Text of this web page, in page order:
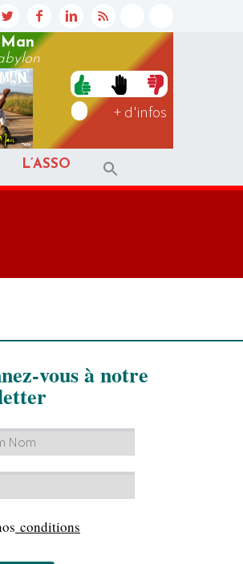
+ d'infos
L’ASSO
vous à notre
conditions